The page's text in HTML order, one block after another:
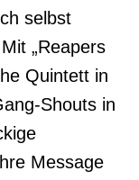
selbst
„Reapers
Quintett in
Shouts in
Message